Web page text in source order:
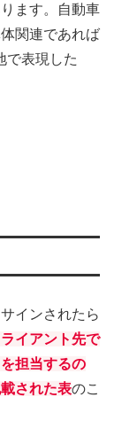
ます。自動車
関連であれば
で表現した
インされたら
イアント先で
担当するの
された表のこ